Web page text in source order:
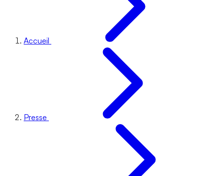
Accueil
Presse